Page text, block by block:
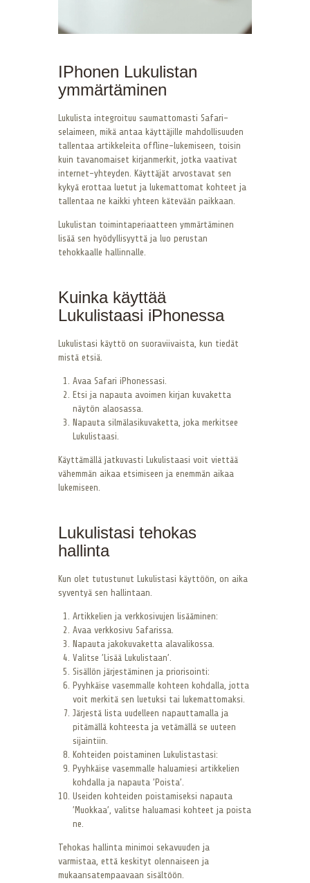
IPhonen Lukulistan
ymmärtäminen
Lukulista integroituu saumattomasti Safari-
selaimeen, mikä antaa käyttäjille mahdollisuuden
tallentaa artikkeleita offline-lukemiseen, toisin
kuin tavanomaiset kirjanmerkit, jotka vaativat
internet-yhteyden. Käyttäjät arvostavat sen
kykyä erottaa luetut ja lukemattomat kohteet ja
tallentaa ne kaikki yhteen kätevään paikkaan.
Lukulistan toimintaperiaatteen ymmärtäminen
lisää sen hyödyllisyyttä ja luo perustan
tehokkaalle hallinnalle.
Kuinka käyttää
Lukulistaasi iPhonessa
Lukulistasi käyttö on suoraviivaista, kun tiedät
mistä etsiä.
Avaa Safari iPhonessasi.
Etsi ja napauta avoimen kirjan kuvaketta
näytön alaosassa.
Napauta silmälasikuvaketta, joka merkitsee
Lukulistaasi.
Käyttämällä jatkuvasti Lukulistaasi voit viettää
vähemmän aikaa etsimiseen ja enemmän aikaa
lukemiseen.
Lukulistasi tehokas
hallinta
Kun olet tutustunut Lukulistasi käyttöön, on aika
syventyä sen hallintaan.
Artikkelien ja verkkosivujen lisääminen:
Avaa verkkosivu Safarissa.
Napauta jakokuvaketta alavalikossa.
Valitse ’Lisää Lukulistaan’.
Sisällön järjestäminen ja priorisointi:
Pyyhkäise vasemmalle kohteen kohdalla, jotta
voit merkitä sen luetuksi tai lukemattomaksi.
Järjestä lista uudelleen napauttamalla ja
pitämällä kohteesta ja vetämällä se uuteen
sijaintiin.
Kohteiden poistaminen Lukulistastasi:
Pyyhkäise vasemmalle haluamiesi artikkelien
kohdalla ja napauta ’Poista’.
Useiden kohteiden poistamiseksi napauta
’Muokkaa’, valitse haluamasi kohteet ja poista
ne.
Tehokas hallinta minimoi sekavuuden ja
varmistaa, että keskityt olennaiseen ja
mukaansatempaavaan sisältöön.